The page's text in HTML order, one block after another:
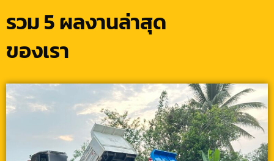
รวม 5 ผลงานล่าสุด
ของเรา